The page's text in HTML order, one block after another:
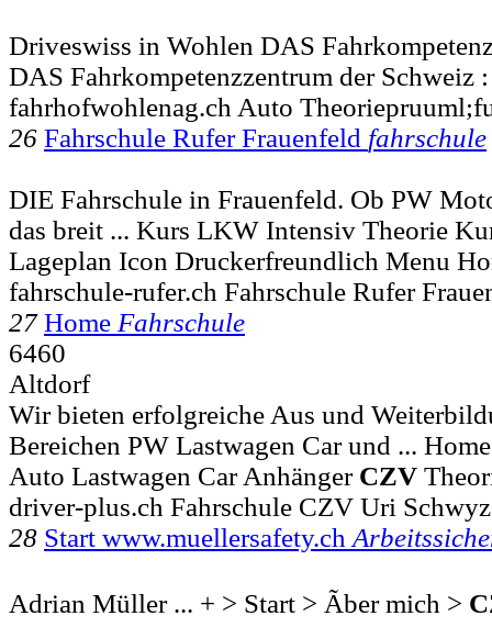
Driveswiss in Wohlen DAS
DAS Fahrkompetenzzentrum der Schweiz
fahrhofwohlenag.ch Auto
26 Fahrschule Rufer Frauenfeld fahrschule
DIE Fahrschule in Frauenfeld. Ob PW
das breit ... Kurs LKW Intensiv Theorie
Lageplan Icon Druckerfreundlich Menu
fahrschule-rufer.ch Fahrschule Rufer
27 Home Fahrschule
6460
Altdorf
Wir bieten erfolgreiche Aus und
Bereichen PW Lastwagen Car und ...
Auto Lastwagen Car Anhänger CZV
driver-plus.ch Fahrschule CZV Uri Schwyz
28 Start www.muellersafety.ch
Adrian Müller ... + > Start > Ãber mich >